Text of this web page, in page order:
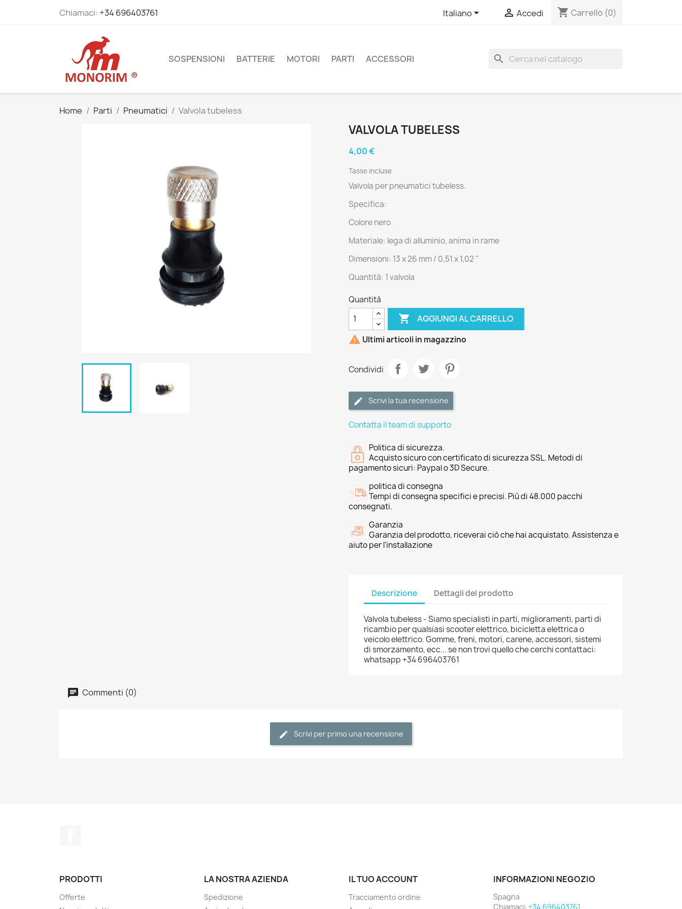
Chiamaci: +34 696403761 Italiano  Accedi shopping_cart Carrello (0)
SOSPENSIONI BATTERIE MOTORI PARTI ACCESSORI search
Home Parti Pneumatici Valvola tubeless
VALVOLA TUBELESS
4,00 €
Tasse incluse
Valvola per pneumatici tubeless.
Specifica:
Colore nero
Materiale: lega di alluminio, anima in rame
Dimensioni: 13 x 26 mm / 0,51 x 1,02 ''
Quantità: 1 valvola
Quantità
 AGGIUNGI AL CARRELLO
 Ultimi articoli in magazzino
Condividi
Scrivi la tua recensione
Contatta il team di supporto
Politica di sicurezza.
Acquisto sicuro con certificato di sicurezza SSL. Metodi di
pagamento sicuri: Paypal o 3D Secure.
politica di consegna
Tempi di consegna specifici e precisi. Più di 48.000 pacchi
consegnati.
Garanzia
Garanzia del prodotto, riceverai ciò che hai acquistato. Assistenza e
aiuto per l'installazione
Descrizione Dettagli del prodotto
Valvola tubeless - Siamo specialisti in parti, miglioramenti, parti di
ricambio per qualsiasi scooter elettrico, bicicletta elettrica o
veicolo elettrico. Gomme, freni, motori, carene, accessori, sistemi
di smorzamento, ecc... se non trovi quello che cerchi contattaci:
whatsapp +34 696403761
Commenti (0)
Scrivi per primo una recensione
PRODOTTI
Offerte
LA NOSTRA AZIENDA
Spedizione
IL TUO ACCOUNT
Tracciamento ordine
INFORMAZIONI NEGOZIO
Spagna
Chiamaci: +34 696403761